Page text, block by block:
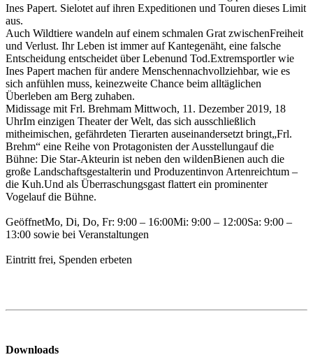
Ines Papert. Sielotet auf ihren Expeditionen und Touren dieses Limit
aus.
Auch Wildtiere wandeln auf einem schmalen Grat zwischenFreiheit
und Verlust. Ihr Leben ist immer auf Kantegenäht, eine falsche
Entscheidung entscheidet über Lebenund Tod.Extremsportler wie
Ines Papert machen für andere Menschennachvollziehbar, wie es
sich anfühlen muss, keinezweite Chance beim alltäglichen
Überleben am Berg zuhaben.
Midissage mit Frl. Brehmam Mittwoch, 11. Dezember 2019, 18
UhrIm einzigen Theater der Welt, das sich ausschließlich
mitheimischen, gefährdeten Tierarten auseinandersetzt bringt„Frl.
Brehm“ eine Reihe von Protagonisten der Ausstellungauf die
Bühne: Die Star-Akteurin ist neben den wildenBienen auch die
große Landschaftsgestalterin und Produzentinvon Artenreichtum –
die Kuh.Und als Überraschungsgast flattert ein prominenter
Vogelauf die Bühne.
GeöffnetMo, Di, Do, Fr: 9:00 – 16:00Mi: 9:00 – 12:00Sa: 9:00 –
13:00 sowie bei Veranstaltungen
Eintritt frei, Spenden erbeten
Downloads